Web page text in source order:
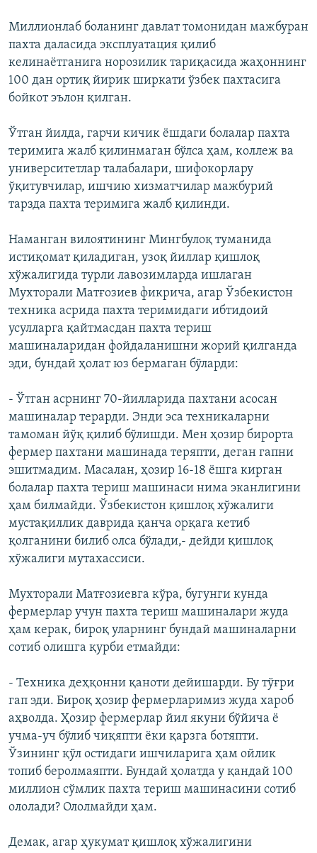
Миллионлаб боланинг давлат томонидан мажбуран
пахта даласида эксплуатация қилиб
келинаëтганига норозилик тариқасида жаҳоннинг
100 дан ортиқ йирик ширкати ўзбек пахтасига
бойкот эълон қилган.
Ўтган йилда, гарчи кичик ёшдаги болалар пахта
теримига жалб қилинмаган бўлса ҳам, коллеж ва
университетлар талабалари, шифокорлару
ўқитувчилар, ишчию хизматчилар мажбурий
тарзда пахта теримига жалб қилинди.
Наманган вилоятининг Мингбулоқ туманида
истиқомат қиладиган, узоқ йиллар қишлоқ
хўжалигида турли лавозимларда ишлаган
Мухторали Матғозиев фикрича, агар Ўзбекистон
техника асрида пахта теримидаги ибтидоий
усулларга қайтмасдан пахта териш
машиналаридан фойдаланишни жорий қилганда
эди, бундай ҳолат юз бермаган бўларди:
- Ўтган асрнинг 70-йилларида пахтани асосан
машиналар терарди. Энди эса техникаларни
тамоман йўқ қилиб бўлишди. Мен ҳозир бирорта
фермер пахтани машинада теряпти, деган гапни
эшитмадим. Масалан, ҳозир 16-18 ёшга кирган
болалар пахта териш машинаси нима эканлигини
ҳам билмайди. Ўзбекистон қишлоқ хўжалиги
мустақиллик даврида қанча орқага кетиб
қолганини билиб олса бўлади,- дейди қишлоқ
хўжалиги мутахассиси.
Мухторали Матғозиевга кўра, бугунги кунда
фермерлар учун пахта териш машиналари жуда
ҳам керак, бироқ уларнинг бундай машиналарни
сотиб олишга қурби етмайди:
- Техника деҳқонни қаноти дейишарди. Бу тўғри
гап эди. Бироқ ҳозир фермерларимиз жуда хароб
аҳволда. Ҳозир фермерлар йил якуни бўйича ё
учма-уч бўлиб чиқяпти ёки қарзга ботяпти.
Ўзининг қўл остидаги ишчиларига ҳам ойлик
топиб беролмаяпти. Бундай ҳолатда у қандай 100
миллион сўмлик пахта териш машинасини сотиб
ололади? Ололмайди ҳам.
Демак, агар ҳукумат қишлоқ хўжалигини